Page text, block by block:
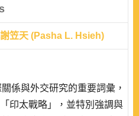
謝笠天 (Pasha L. Hsieh)
係與外交研究的重要詞彙，
印太戰略」，並特別強調與